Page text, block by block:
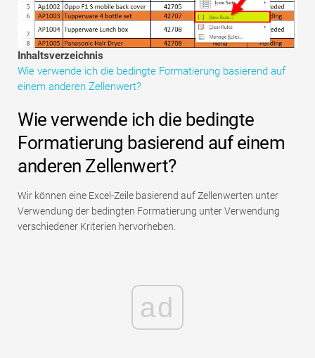
Tutorials zur Finanzmodellierung
Vollständige Form
Risikomanagement-Tutorials
Inhaltsverzeichnis
Wie verwende ich die bedingte Formatierung basierend auf
einem anderen Zellenwert?
Wie verwende ich die bedingte
Formatierung basierend auf einem
anderen Zellenwert?
Wir können eine Excel-Zeile basierend auf Zellenwerten unter
Verwendung der bedingten Formatierung unter Verwendung
verschiedener Kriterien hervorheben.
ad